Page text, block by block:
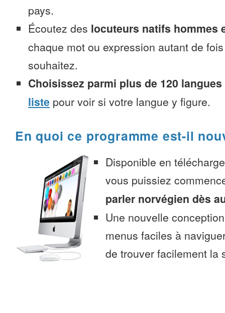
pays.
Écoutez des locuteurs natifs hommes
chaque mot ou expression autant de
souhaitez.
Choisissez parmi plus de 120 langues
liste pour voir si votre langue y figure.
En quoi ce programme est-il
Disponible en
vous puissiez
parler norvégien dès
Une nouvelle
menus faciles à
de trouver facilement la